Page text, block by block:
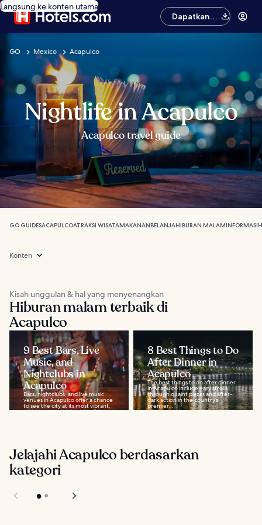
Langsung ke konten utama
Dapatkan
aplikasinya
GO Mexico Acapulco
Nightlife in Acapulco
Acapulco travel guide
GO GUIDESACAPULCOATRAKSI WISATAMAKANANBELANJAHIBURAN MALAMINFORMASI
Konten
Kisah unggulan & hal yang menyenangkan
Hiburan malam terbaik di
Acapulco
9 Best Bars, Live
Music, and
Nightclubs in
Acapulco
Bars, nightclubs, and live music
venues in Acapulco offer a chance
to see the city at its most vibrant,
with bouncing nightclubs, DJs...
8 Best Things to Do
After Dinner in
Acapulco
The best things to do after dinner
in Acapulco include easy strolls
through quaint plazas and after-
dark action in the country’s
premier...
Jelajahi Acapulco berdasarkan
kategori